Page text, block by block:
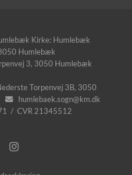
Kirke: Humlebæk
Humlebæk
3, 3050 Humlebæk
Torpenvej 3B, 3050

humlebaek.sogn@km.dk
/ CVR 21345512